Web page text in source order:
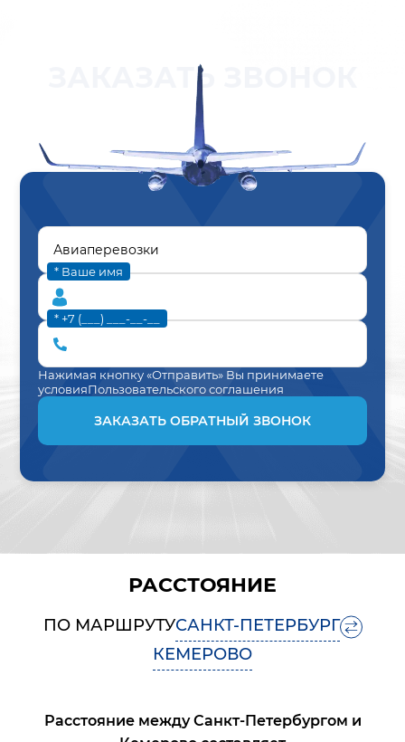
ЗАКАЗАТЬ ЗВОНОК
* Ваше имя
* +7 (___) ___-__-__
Нажимая кнопку «Отправить» Вы принимаете
условияПользовательского соглашения
ЗАКАЗАТЬ ОБРАТНЫЙ ЗВОНОК
РАССТОЯНИЕ
ПО МАРШРУТУСАНКТ-ПЕТЕРБУРГ
КЕМЕРОВО
Расстояние междуСанкт-Петербургом и